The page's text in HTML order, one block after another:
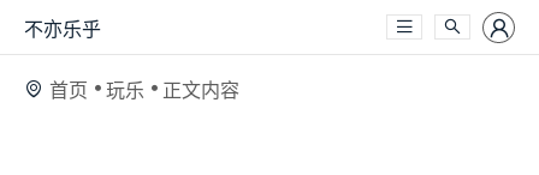
不亦乐乎
首页 玩乐 正文内容